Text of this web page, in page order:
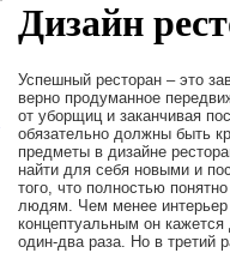
Дизайн
Успешный ресторан – это
верно продуманное
от уборщиц и заканчивая
обязательно должны быть
предметы в дизайне
найти для себя новыми и
того, что полностью
людям. Чем менее интерьер
концептуальным он
один-два раза. Но в третий